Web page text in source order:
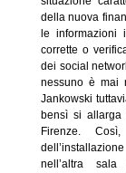
della nuova
le
corrette o
dei social
nessuno è mai
Jankowski
bensì si
Firenze.
nell’altra